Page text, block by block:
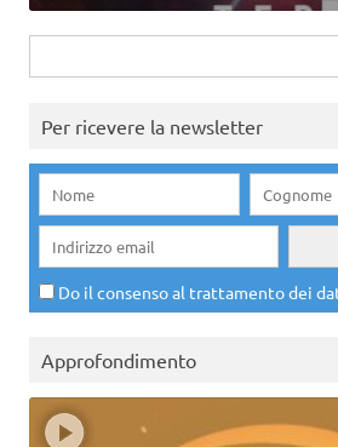
per:
Per ricevere la newsletter
Do il consenso al trattamento dei
Approfondimento